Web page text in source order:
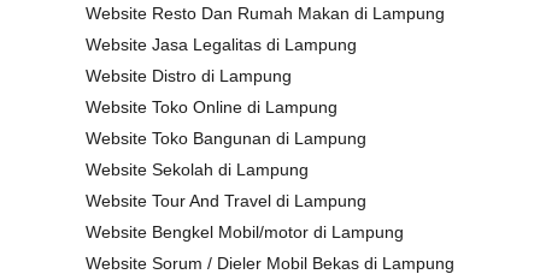
Website Resto Dan Rumah Makan di Lampung
Website Jasa Legalitas di Lampung
Website Distro di Lampung
Website Toko Online di Lampung
Website Toko Bangunan di Lampung
Website Sekolah di Lampung
Website Tour And Travel di Lampung
Website Bengkel Mobil/motor di Lampung
Website Sorum / Dieler Mobil Bekas di Lampung